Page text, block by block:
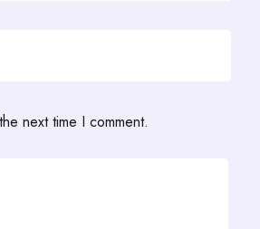
next time I comment.